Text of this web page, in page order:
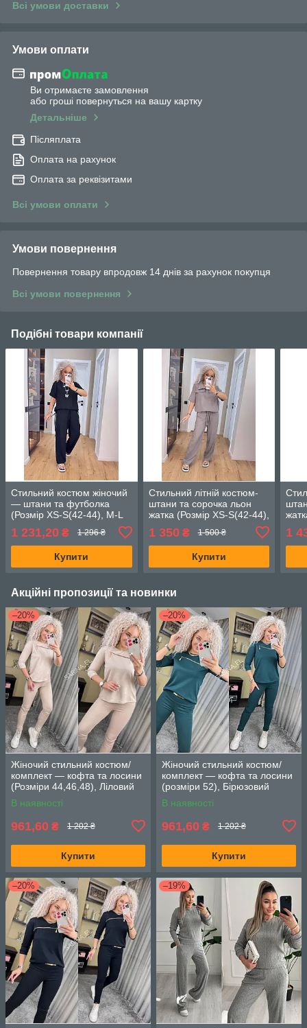
Всі умови доставки
Умови оплати
Ви отримаєте замовлення
або гроші повернуться на вашу картку
Детальніше
Післяплата
Оплата на рахунок
Оплата за реквізитами
Всі умови оплати
Умови повернення
Повернення товару впродовж 14 днів за рахунок покупця
Всі умови повернення
Подібні товари компанії
Стильний костюм жіночий
— штани та футболка
(Розмір XS-S(42-44), M-L
3XL-4XL), чорний
1 231,20 ₴ 1 296 ₴
Купити
Стильний літній костюм-
штани та сорочка льон
жатка (Розмір XS-S(42-44),
M-L (46-48), XL-XXL (50-
52), Бежевий
1 350₴ 1 500 ₴
Купити
52),
1
Акційні пропозиції та новинки
–20%
Жіночий стильний костюм/
комплект — кофта та лосини
(Розміри 44,46,48), Ліловий
В наявності
961,60 ₴ 1 202 ₴
Купити
–20%
Жіночий стильний костюм/
комплект — кофта та лосини
(розміри 52), Бірюзовий
В наявності
961,60 ₴ 1 202 ₴
Купити
–20% –19%